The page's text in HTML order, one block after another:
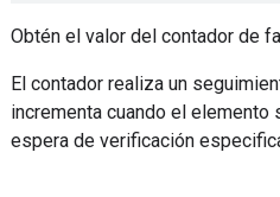
Obtén el valor del contador de
El contador realiza un
incrementa cuando el
espera de verificación